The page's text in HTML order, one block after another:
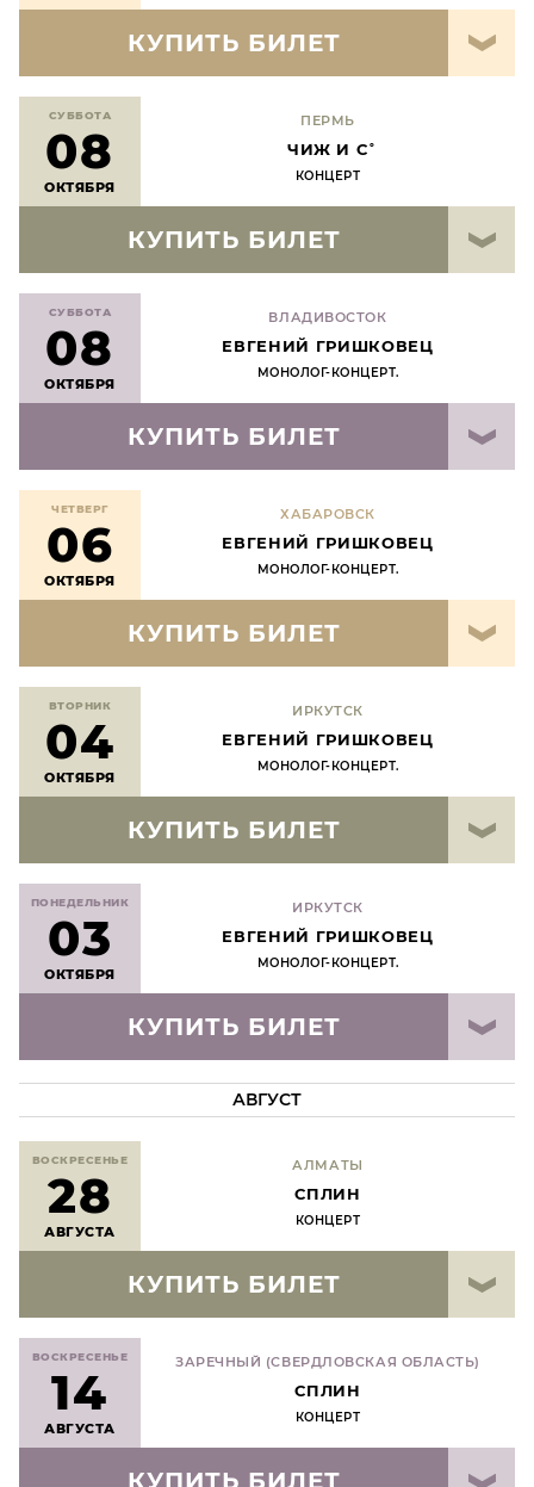
КУПИТЬ БИЛЕТ
СУББОТА
08
ОКТЯБРЯ
ПЕРМЬ
ЧИЖ И С˚
КОНЦЕРТ
КУПИТЬ БИЛЕТ
СУББОТА
08
ОКТЯБРЯ
ВЛАДИВОСТОК
ЕВГЕНИЙ ГРИШКОВЕЦ
МОНОЛОГ-КОНЦЕРТ.
КУПИТЬ БИЛЕТ
ЧЕТВЕРГ
06
ОКТЯБРЯ
ХАБАРОВСК
ЕВГЕНИЙ ГРИШКОВЕЦ
МОНОЛОГ-КОНЦЕРТ.
КУПИТЬ БИЛЕТ
ВТОРНИК
04
ОКТЯБРЯ
ИРКУТСК
ЕВГЕНИЙ ГРИШКОВЕЦ
МОНОЛОГ-КОНЦЕРТ.
КУПИТЬ БИЛЕТ
ПОНЕДЕЛЬНИК
03
ОКТЯБРЯ
ИРКУТСК
ЕВГЕНИЙ ГРИШКОВЕЦ
МОНОЛОГ-КОНЦЕРТ.
КУПИТЬ БИЛЕТ
АВГУСТ
ВОСКРЕСЕНЬЕ
28
АВГУСТА
АЛМАТЫ
СПЛИН
КОНЦЕРТ
КУПИТЬ БИЛЕТ
ВОСКРЕСЕНЬЕ
14
АВГУСТА
ЗАРЕЧНЫЙ (СВЕРДЛОВСКАЯ ОБЛАСТЬ)
СПЛИН
КОНЦЕРТ
КУПИТЬ БИЛЕТ